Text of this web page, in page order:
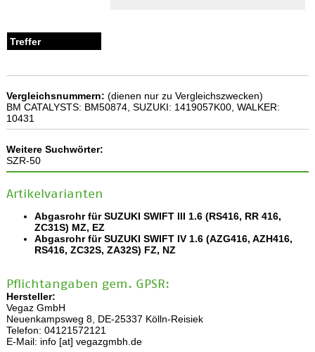
Vergleichsnummern: (dienen nur zu Vergleichszwecken)
BM CATALYSTS: BM50874, SUZUKI: 1419057K00, WALKER:
10431
Weitere Suchwörter:
SZR-50
Artikelvarianten
Abgasrohr für SUZUKI SWIFT III 1.6 (RS416, RR 416,
ZC31S) MZ, EZ
Abgasrohr für SUZUKI SWIFT IV 1.6 (AZG416, AZH416,
RS416, ZC32S, ZA32S) FZ, NZ
Pflichtangaben gem. GPSR:
Hersteller:
Vegaz GmbH
Neuenkampsweg 8, DE-25337 Kölln-Reisiek
Telefon: 04121572121
E-Mail: info [at] vegazgmbh.de